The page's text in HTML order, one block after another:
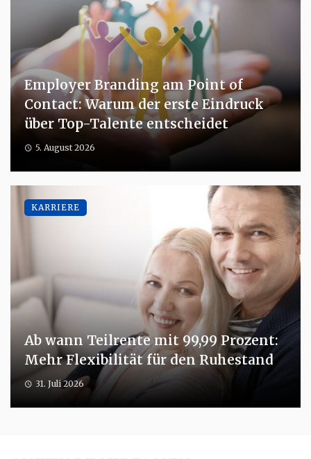
Employer Branding am Point of
Contact: Warum der erste Eindruck
über Top-Talente entscheidet
5. August 2026
Ab wann Teilrente mit 99,99 Prozent:
Mehr Flexibilität für den Ruhestand
31. Juli 2026
KARRIERE